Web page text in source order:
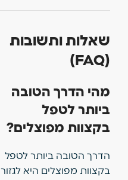
שאלות ותשובות
(FAQ)
מהי הדרך הטובה
ביותר לטפל
בקצוות מפוצלים?
הדרך הטובה ביותר לטפל
בקצוות מפוצלים היא לגזור